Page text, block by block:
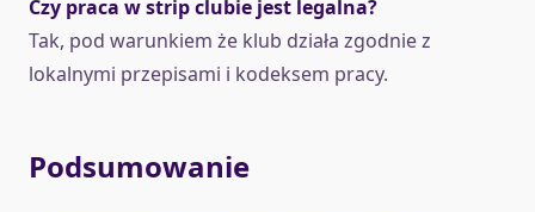
Czy praca w strip clubie jest legalna?
Tak, pod warunkiem że klub działa zgodnie z
lokalnymi przepisami i kodeksem pracy.
Podsumowanie